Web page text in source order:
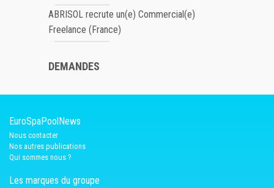
ABRISOL recrute un(e) Commercial(e)
Freelance (France)
DEMANDES
EuroSpaPoolNews
Nous contacter
Nos autres publications
Qui sommes nous ?
Les marques du groupe